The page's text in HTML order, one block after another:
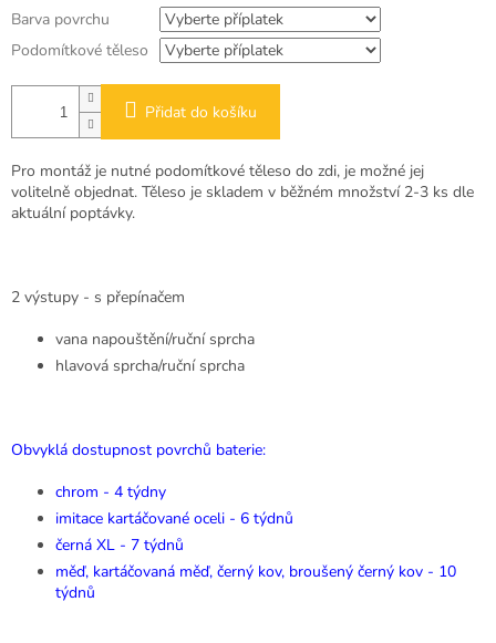
Barva povrchu
Podomítkové těleso
Přidat do košíku
Pro montáž je nutné podomítkové těleso do zdi, je možné jej
volitelně objednat. Těleso je skladem v běžném množství 2-3 ks dle
aktuální poptávky.
2 výstupy - s přepínačem
vana napouštění/ruční sprcha
hlavová sprcha/ruční sprcha
Obvyklá dostupnost povrchů baterie:
chrom - 4 týdny
imitace kartáčované oceli - 6 týdnů
černá XL - 7 týdnů
měď, kartáčovaná měď, černý kov, broušený černý kov - 10
týdnů